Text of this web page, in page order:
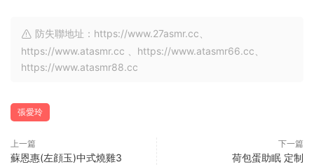
防失聯地址：https://www.27asmr.cc、
https://www.atasmr.cc 、https://www.atasmr66.cc、
https://www.atasmr88.cc
張愛玲
上一篇
蘇恩惠(左顔玉)中式燒雞3
下一篇
荷包蛋助眠 定制